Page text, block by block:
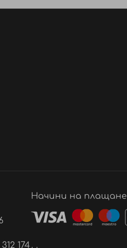
174
Начини на плащане